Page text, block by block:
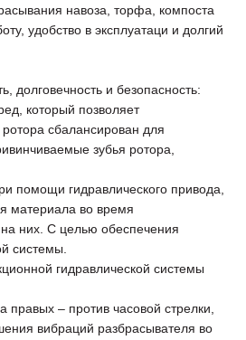
навоза, торфа, компоста
удобство в эксплуатаци и долгий
долговечность и безопасность:
который позволяет
сбалансирован для
зубья ротора,
помощи гидравлического привода,
материала во время
них. С целью обеспечения
системы.
гидравлической системы
– против часовой стрелки,
вибраций разбрасывателя во